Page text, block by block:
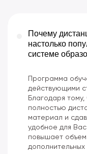
Почему
настолько
системе
Программа
действующими
Благодаря
полностью
материал и
удобное для
повышает объем
дополнительных